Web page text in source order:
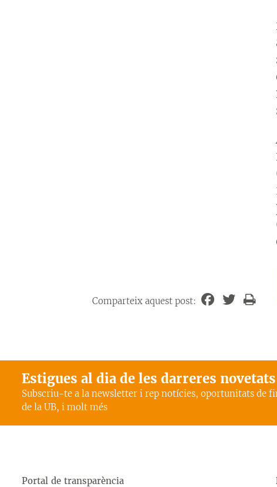
Comparteix aquest post:
Estigues al dia de les darreres novetats
Subscriu-te a la newsletter i rep notícies, oportunitats de
de la UB, i molt més
Portal de transparència